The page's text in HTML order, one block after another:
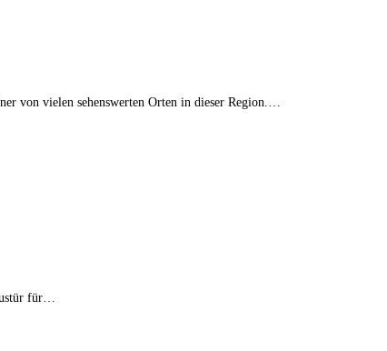
von vielen sehenswerten Orten in dieser Region.…
für…